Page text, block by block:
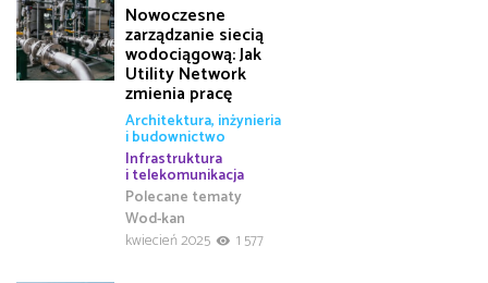
Nowoczesne
zarządzanie siecią
wodociągową: Jak
Utility Network
zmienia pracę
Architektura, inżynieria
i budownictwo
Infrastruktura
i telekomunikacja
Polecane tematy
Wod-kan
kwiecień 2025
1 577